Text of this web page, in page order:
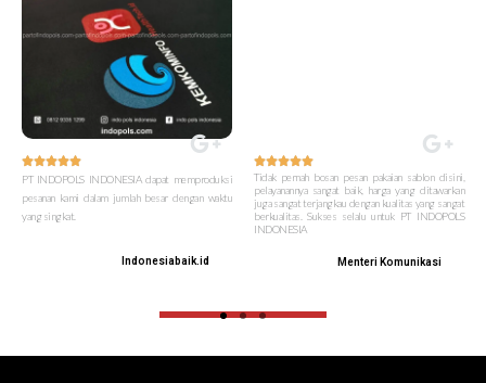

PT INDOPOLS INDONESIA dapat memproduksi
pesanan kami dalam jumlah besar dengan waktu
yang singkat.
Indonesiabaik.id

Tidak pernah bosan pesan pakaian sablon disini,
pelayanannya sangat baik, harga yang ditawarkan
juga sangat terjangkau dengan kualitas yang sangat
berkualitas. Sukses selalu untuk PT INDOPOLS
INDONESIA
Menteri Komunikasi